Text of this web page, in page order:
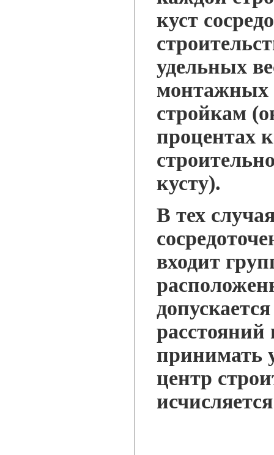
куст
удельных
монтажных
стройкам
процентах
кусту).
В тех
входит
расстояний
принимать
центр